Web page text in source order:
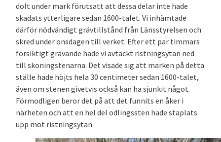
dolt under mark förutsatt att dessa delar inte hade
skadats ytterligare sedan 1600-talet. Vi inhämtade
därför nödvändigt grävtillstånd från Länsstyrelsen och
skred under onsdagen till verket. Efter ett par timmars
försiktigt grävande hade vi avtäckt ristningsytan ned
till skoningstenarna. Det visade sig att marken på detta
ställe hade höjts hela 30 centimeter sedan 1600-talet,
även om stenen givetvis också kan ha sjunkit något.
Förmodligen beror det på att det funnits en åker i
närheten och att en hel del odlingssten hade staplats
upp mot ristningsytan.